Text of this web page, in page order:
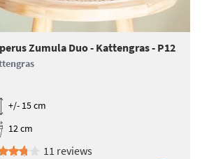
Zumula Duo - Kattengras - P12
+/- 15 cm
12 cm
11 reviews